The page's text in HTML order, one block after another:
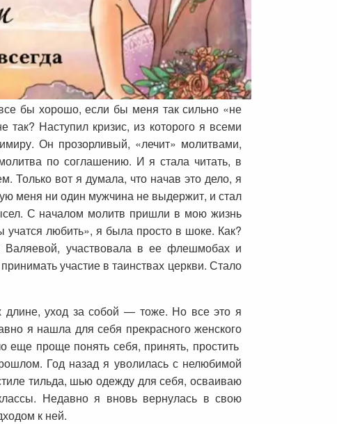
бы хорошо, если бы меня так сильно «не
Наступил кризис, из которого я всеми
Он прозорливый, «лечит» молитвами,
по соглашению. И я стала читать, в
Только вот я думала, что начав это дело, я
меня ни один мужчина не выдержит, и стал
С началом молитв пришли в мою жизнь
любить», я была просто в шоке. Как?
участвовала в ее флешмобах и
участие в таинствах церкви. Стало
уход за собой — тоже. Но все это я
я нашла для себя прекрасного женского
проще понять себя, принять, простить
Год назад я уволилась с нелюбимой
тильда, шью одежду для себя, осваиваю
Недавно я вновь вернулась в свою
к ней.